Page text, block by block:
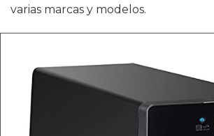
varias marcas y modelos.